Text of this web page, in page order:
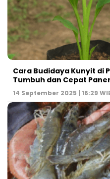
Cara Budidaya Kunyit di
Tumbuh dan Cepat
14 September 2025 | 16:29